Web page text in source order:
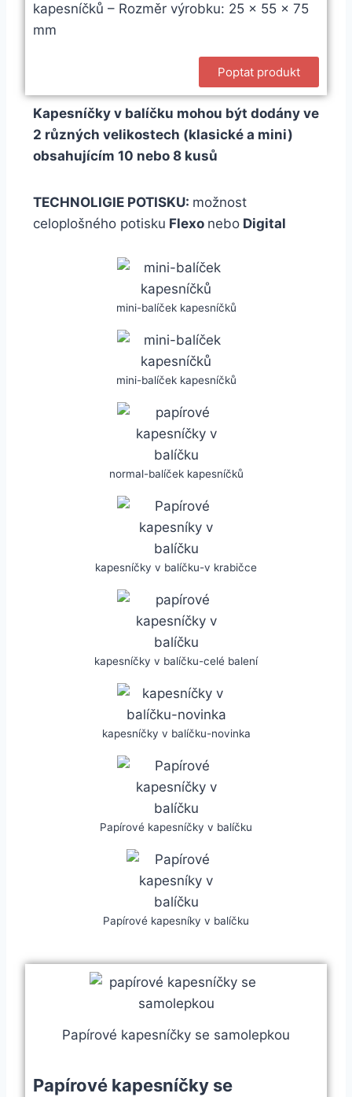
kapesníčků – Rozměr výrobku: 25 x 55 x 75
mm
Poptat produkt
Kapesníčky v balíčku mohou být dodány ve
2 různých velikostech (klasické a mini)
obsahujícím 10 nebo 8 kusů
TECHNOLIGIE POTISKU: možnost
celoplošného potisku Flexo nebo Digital
mini-balíček kapesníčků
mini-balíček kapesníčků
normal-balíček kapesníčků
kapesníčky v balíčku-v krabičce
kapesníčky v balíčku-celé balení
kapesníčky v balíčku-novinka
Papírové kapesníčky v balíčku
Papírové kapesníky v balíčku
Papírové kapesníčky se samolepkou
Papírové kapesníčky se